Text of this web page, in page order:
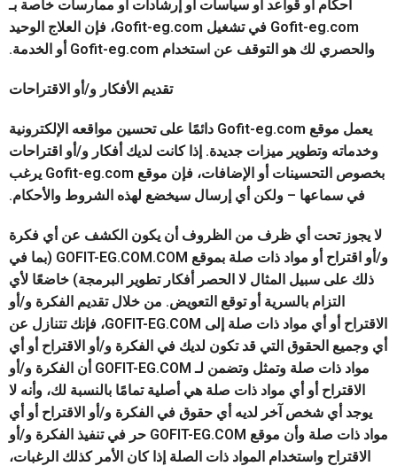
أحكام أو قواعد أو سياسات أو إرشادات أو ممارسات خاصة بـ
Gofit-eg.com في تشغيل Gofit-eg.com، فإن العلاج الوحيد
والحصري لك هو التوقف عن استخدام Gofit-eg.com أو الخدمة.
تقديم الأفكار و/أو الاقتراحات
يعمل موقع Gofit-eg.com دائمًا على تحسين مواقعه الإلكترونية
وخدماته وتطوير ميزات جديدة. إذا كانت لديك أفكار و/أو اقتراحات
بخصوص التحسينات أو الإضافات، فإن موقع Gofit-eg.com يرغب
في سماعها – ولكن أي إرسال سيخضع لهذه الشروط والأحكام.
لا يجوز تحت أي ظرف من الظروف أن يكون الكشف عن أي فكرة
و/أو اقتراح أو مواد ذات صلة بموقع GOFIT-EG.COM.COM (بما في
ذلك على سبيل المثال لا الحصر أفكار تطوير البرمجة) خاضعًا لأي
التزام بالسرية أو توقع التعويض. من خلال تقديم الفكرة و/أو
الاقتراح أو أي مواد ذات صلة إلى GOFIT-EG.COM، فإنك تتنازل عن
أي وجميع الحقوق التي قد تكون لديك في الفكرة و/أو الاقتراح أو أي
مواد ذات صلة وتمثل وتضمن لـ GOFIT-EG.COM أن الفكرة و/أو
الاقتراح أو أي مواد ذات صلة هي أصلية تمامًا بالنسبة لك، وأنه لا
يوجد أي شخص آخر لديه أي حقوق في الفكرة و/أو الاقتراح أو أي
مواد ذات صلة وأن موقع GOFIT-EG.COM حر في تنفيذ الفكرة و/أو
الاقتراح واستخدام المواد ذات الصلة إذا كان الأمر كذلك الرغبات،